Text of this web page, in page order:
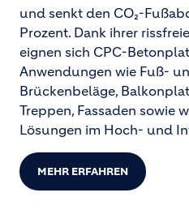
und senkt den CO₂-
Prozent. Dank ihrer
eignen sich CPC-
Anwendungen wie Fuß-
Brückenbeläge,
Treppen, Fassaden sowie
Lösungen im Hoch- und
MEHR ERFAHREN